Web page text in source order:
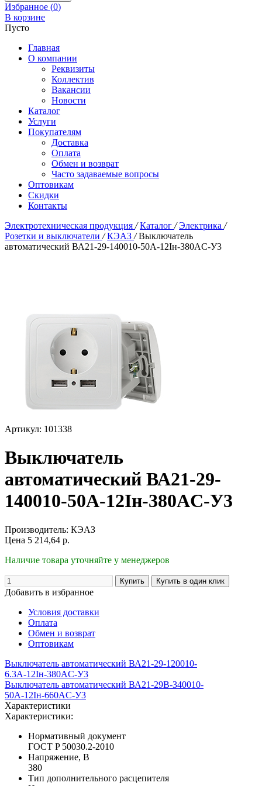
Избранное (0)
В корзине
Пусто
Главная
О компании
Реквизиты
Коллектив
Вакансии
Новости
Каталог
Услуги
Покупателям
Доставка
Оплата
Обмен и возврат
Часто задаваемые вопросы
Оптовикам
Скидки
Контакты
Электротехническая продукция / Каталог / Электрика /
Розетки и выключатели / КЭАЗ / Выключатель
автоматический ВА21-29-140010-50А-12Iн-380AC-У3
Артикул: 101338
Выключатель
автоматический ВА21-29-
140010-50А-12Iн-380AC-У3
Производитель: КЭАЗ
Цена 5 214,64 р.
Наличие товара уточняйте у менеджеров
Добавить в избранное
Условия доставки
Оплата
Обмен и возврат
Оптовикам
Выключатель автоматический ВА21-29-120010-
6.3А-12Iн-380AC-У3
Выключатель автоматический ВА21-29В-340010-
50А-12Iн-660AC-У3
Характеристики
Характеристики:
Нормативный документ
ГОСТ P 50030.2-2010
Напряжение, В
380
Тип дополнительного расцепителя